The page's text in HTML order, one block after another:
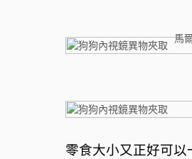
馬
零食大小又正好可